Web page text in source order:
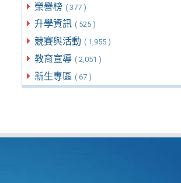
榮譽榜 ( 377 )
升學資訊 ( 525 )
競賽與活動 ( 1,955 )
教育宣導 ( 2,051 )
新生專區 ( 67 )